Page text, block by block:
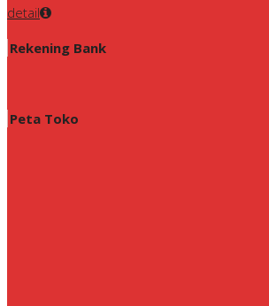
detail
Rekening Bank
Peta Toko